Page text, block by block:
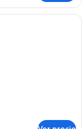
de hotel moderna